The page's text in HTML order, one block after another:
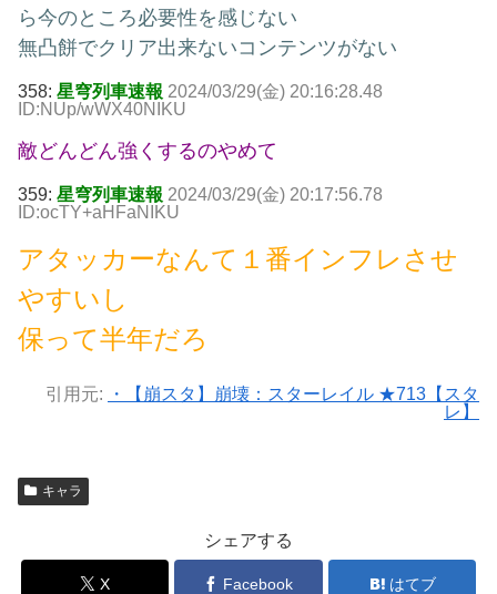
ら今のところ必要性を感じない
無凸餅でクリア出来ないコンテンツがない
358: 星穹列車速報 2024/03/29(金) 20:16:28.48
ID:NUp/wWX40NIKU
敵どんどん強くするのやめて
359: 星穹列車速報 2024/03/29(金) 20:17:56.78
ID:ocTY+aHFaNIKU
アタッカーなんて１番インフレさせ
やすいし
保って半年だろ
引用元:
・【崩スタ】崩壊：スターレイル ★713【スタ
レ】
キャラ
シェアする
X Facebook はてブ